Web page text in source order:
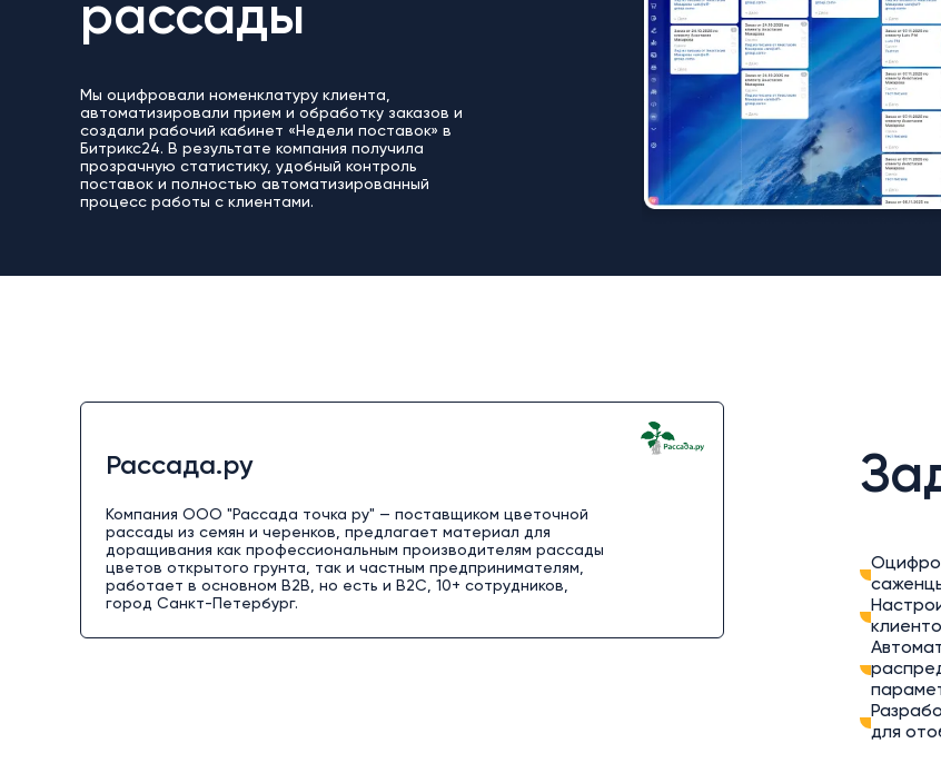
рассады
Мы оцифровали номенклатуру клиента,
автоматизировали прием и обработку заказов и
создали рабочий кабинет «Недели поставок» в
Битрикс24. В результате компания получила
прозрачную статистику, удобный контроль
поставок и полностью автоматизированный
процесс работы с клиентами.
Рассада.ру
Компания ООО "Рассада точка ру" — поставщиком цветочной
рассады из семян и черенков, предлагает материал для
доращивания как профессиональным производителям рассады
цветов открытого грунта, так и частным предпринимателям,
работает в основном B2B, но есть и B2C, 10+ сотрудников,
город Санкт-Петербург.
для